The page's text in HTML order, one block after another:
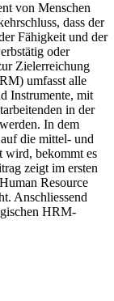
von Menschen
dass der
Fähigkeit und der
oder
Zielerreichung
umfasst alle
Instrumente, mit
in der
In dem
die mittel- und
wird, bekommt es
zeigt im ersten
Resource
Anschliessend
HRM-